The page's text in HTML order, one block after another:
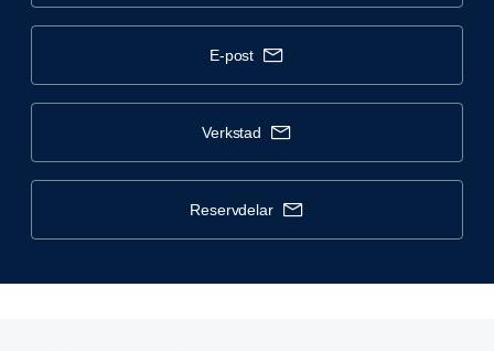
e-post
verkstad
reservdelar